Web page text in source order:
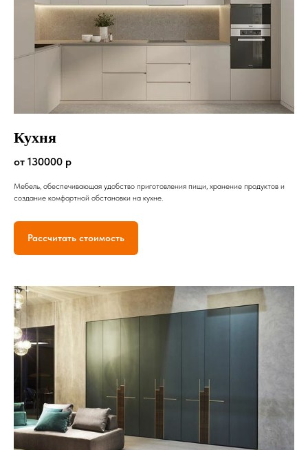
Кухня
от 130000 р
Мебель, обеспечивающая удобство приготовления пищи, хранение продуктов и
создание комфортной обстановки на кухне.
Рассчитать стоимость